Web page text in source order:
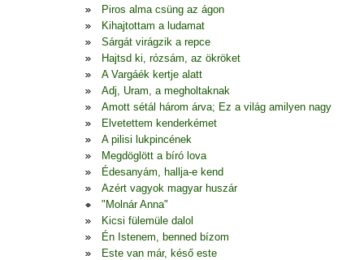
Piros alma csüng az ágon
Kihajtottam a ludamat
Sárgát virágzik a repce
Hajtsd ki, rózsám, az ökröket
A Vargáék kertje alatt
Adj, Uram, a megholtaknak
Amott sétál három árva; Ez a világ amilyen nagy
Elvetettem kenderkémet
A pilisi lukpincének
Megdöglött a bíró lova
Édesanyám, hallja-e kend
Azért vagyok magyar huszár
"Molnár Anna"
Kicsi fülemüle dalol
Én Istenem, benned bízom
Este van már, késő este